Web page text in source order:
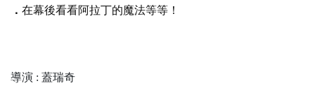
． 在幕後看看阿拉丁的魔法等等！
導演 : 蓋瑞奇